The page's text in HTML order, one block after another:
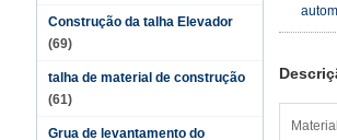
Construção da talha Elevador
(69)
talha de material de construção
(61)
Grua de levantamento do